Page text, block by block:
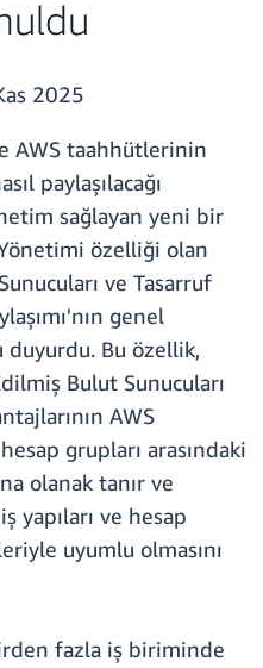
2025
AWS taahhütlerinin
paylaşılacağı
sağlayan yeni bir
özelliği olan
ve Tasarruf
genel
duyurdu. Bu özellik,
Bulut Sunucuları
AWS
grupları arasındaki
olanak tanır ve
yapıları ve hesap
uyumlu olmasını
fazla iş biriminde